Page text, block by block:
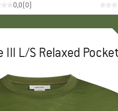
0,0(0)
III L/S Relaxed